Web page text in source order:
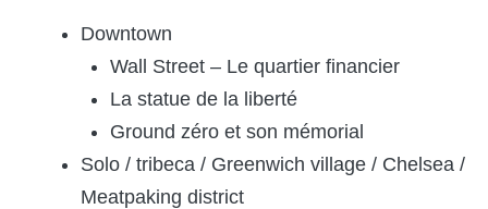
Downtown
Wall Street – Le quartier financier
La statue de la liberté
Ground zéro et son mémorial
Solo / tribeca / Greenwich village / Chelsea /
Meatpaking district